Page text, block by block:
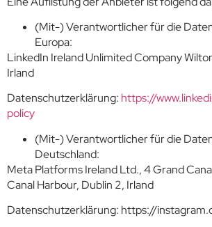
(Mit-) Verantwortlicher für die
Europa:
LinkedIn Ireland Unlimited Company
Irland
Datenschutzerklärung: https://
policy
(Mit-) Verantwortlicher für die
Deutschland:
Meta Platforms Ireland Ltd., 4 Grand
Canal Harbour, Dublin 2, Irland
Datenschutzerklärung: https://